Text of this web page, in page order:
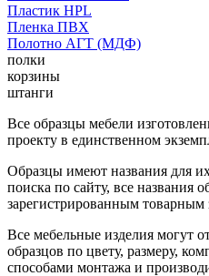
Пластик HPL
Пленка ПВХ
Полотно АГТ (МДФ)
полки
корзины
штанги
Все образцы мебели
проекту в единственном
Образцы имеют названия для
поиска по сайту, все названия
зарегистрированным товарным
Все мебельные изделия могут
образцов по цвету, размеру,
способами монтажа и